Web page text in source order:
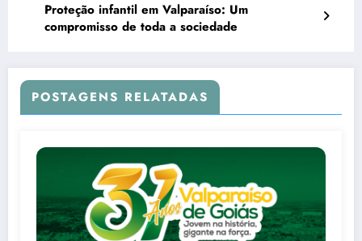
Proteção infantil em Valparaíso: Um
compromisso de toda a sociedade
POSTAGENS RELATADAS